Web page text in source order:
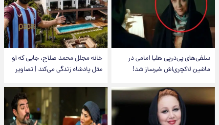
سلفی‌های پی‌درپی هلیا امامی در
ماشین لاکچری‌اش خبرساز شد!
خانه مجلل محمد صلاح، جایی که او
مثل پادشاه زندگی می‌کند | تصاویر